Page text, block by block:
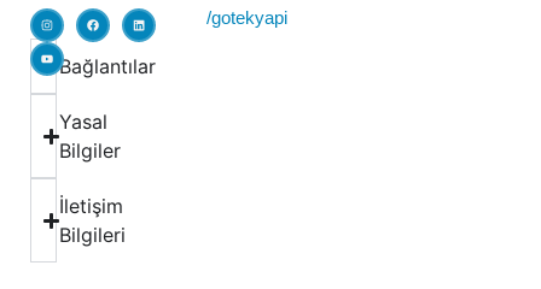
Bağlantılar
Yasal
Bilgiler
İletişim
Bilgileri
/gotekyapi